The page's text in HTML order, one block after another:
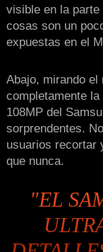
visible en la parte
cosas son un
expuestas en el
Abajo, mirando
completamente
108MP del
sorprendentes.
usuarios recortar
que nunca.
"EL